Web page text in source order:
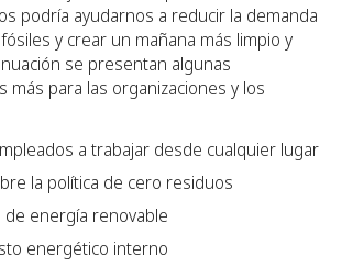
podría ayudarnos a reducir la demanda
y crear un mañana más limpio y
se presentan algunas
más para las organizaciones y los
a trabajar desde cualquier lugar
la política de cero residuos
de energía renovable
energético interno